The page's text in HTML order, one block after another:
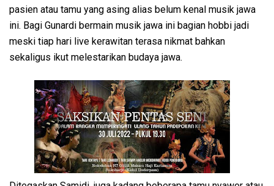
pasien atau tamu yang asing alias belum kenal musik jawa
ini. Bagi Gunardi bermain musik jawa ini bagian hobbi jadi
meski tiap hari live kerawitan terasa nikmat bahkan
sekaligus ikut melestarikan budaya jawa.